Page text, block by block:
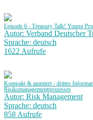
Episode 6 - Treasury Talk! Young
Autor: Verband Deutscher
Sprache: deutsch
1622 Aufrufe
Kompakt & animiert - drittes
Risikomanagementprozesses
Autor: Risk Management
Sprache: deutsch
858 Aufrufe